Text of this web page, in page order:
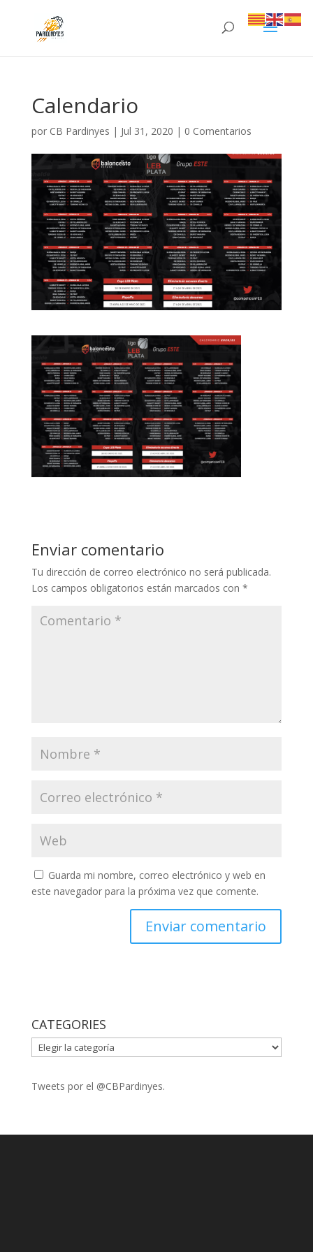
Calendario
por CB Pardinyes | Jul 31, 2020 | 0 Comentarios
Enviar comentario
Tu dirección de correo electrónico no será publicada.
Los campos obligatorios están marcados con *
Guarda mi nombre, correo electrónico y web en
este navegador para la próxima vez que comente.
CATEGORIES
CATEGORIES
Tweets por el @CBPardinyes.